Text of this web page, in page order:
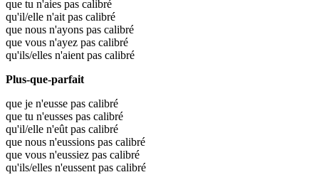
que tu n'aies pas calibré
qu'il/elle n'ait pas calibré
que nous n'ayons pas calibré
que vous n'ayez pas calibré
qu'ils/elles n'aient pas calibré
Plus-que-parfait
que je n'eusse pas calibré
que tu n'eusses pas calibré
qu'il/elle n'eût pas calibré
que nous n'eussions pas calibré
que vous n'eussiez pas calibré
qu'ils/elles n'eussent pas calibré